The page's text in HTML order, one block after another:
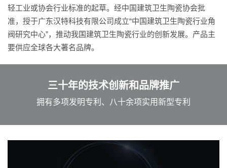
轻工业或协会行业标准的起草。经中国建筑卫生陶瓷协会批
准，授于广东汉特科技有限公司成立“中国建筑卫生陶瓷行业角
阀研究中心”，推动我国建筑卫生陶瓷行业的创新发展。产品主
要供应全球各大著名品牌。
三十年的技术创新和品牌推广
拥有多项发明专利、八十余项实用新型专利